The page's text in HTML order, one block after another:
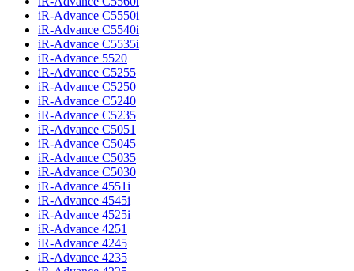
iR-Advance C5550i
iR-Advance C5540i
iR-Advance C5535i
iR-Advance 5520
iR-Advance C5255
iR-Advance C5250
iR-Advance C5240
iR-Advance C5235
iR-Advance C5051
iR-Advance C5045
iR-Advance C5035
iR-Advance C5030
iR-Advance 4551i
iR-Advance 4545i
iR-Advance 4525i
iR-Advance 4251
iR-Advance 4245
iR-Advance 4235